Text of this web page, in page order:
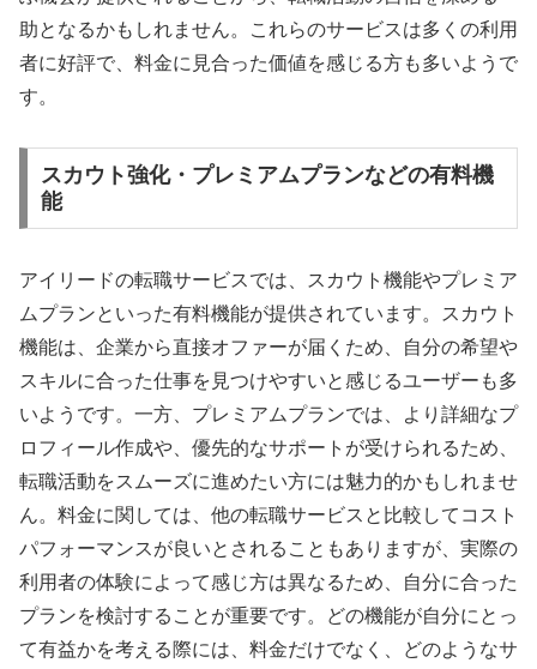
助となるかもしれません。これらのサービスは多くの利用
者に好評で、料金に見合った価値を感じる方も多いようで
す。
スカウト強化・プレミアムプランなどの有料機
能
アイリードの転職サービスでは、スカウト機能やプレミア
ムプランといった有料機能が提供されています。スカウト
機能は、企業から直接オファーが届くため、自分の希望や
スキルに合った仕事を見つけやすいと感じるユーザーも多
いようです。一方、プレミアムプランでは、より詳細なプ
ロフィール作成や、優先的なサポートが受けられるため、
転職活動をスムーズに進めたい方には魅力的かもしれませ
ん。料金に関しては、他の転職サービスと比較してコスト
パフォーマンスが良いとされることもありますが、実際の
利用者の体験によって感じ方は異なるため、自分に合った
プランを検討することが重要です。どの機能が自分にとっ
て有益かを考える際には、料金だけでなく、どのようなサ